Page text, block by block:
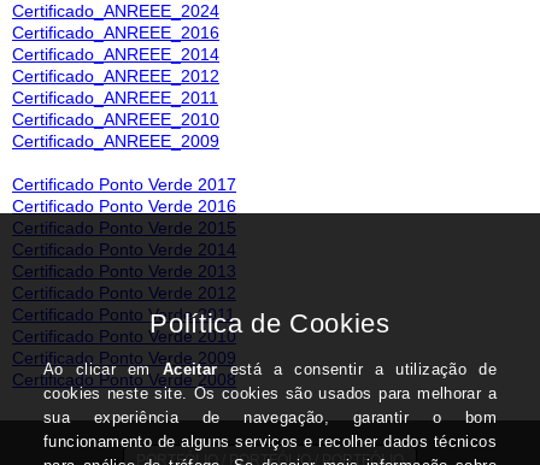
Certificado_ANREEE_2024
Certificado_ANREEE_2016
Certificado_ANREEE_2014
Certificado_ANREEE_2012
Certificado_ANREEE_2011
Certificado_ANREEE_2010
Certificado_ANREEE_2009
Certificado Ponto Verde 2017
Certificado Ponto Verde 2016
Certificado Ponto Verde 2015
Certificado Ponto Verde 2014
Certificado Ponto Verde 2013
Certificado Ponto Verde 2012
Certificado Ponto Verde 2011
Certificado Ponto Verde 2010
Certificado Ponto Verde 2009
Certificado Ponto Verde 2008
PORTFÓLIO / PORTFÓLIO / PORTFÓLIO